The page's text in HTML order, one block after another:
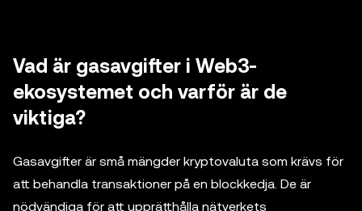
Vad är gasavgifter i Web3-
ekosystemet och varför är de
viktiga?
Gasavgifter är små mängder kryptovaluta som krävs för
att behandla transaktioner på en blockkedja. De är
nödvändiga för att upprätthålla nätverkets